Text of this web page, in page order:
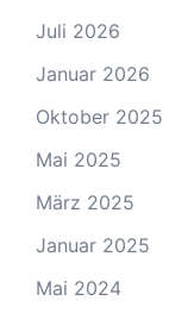
Juli 2026
Januar 2026
Oktober 2025
Mai 2025
März 2025
Januar 2025
Mai 2024